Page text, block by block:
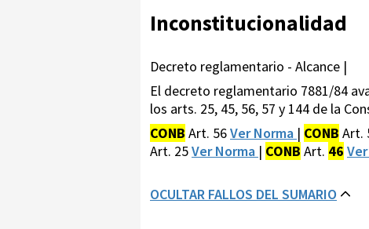
Inconstitucionalidad
Decreto reglamentario - Alcance |
El decreto reglamentario 7881/84
los arts. 25, 45, 56, 57 y 144 de la
CONB Art. 56Ver Norma | CONB Art.
Art. 25Ver Norma | CONB Art. 46
OCULTAR FALLOS DEL SUMARIO